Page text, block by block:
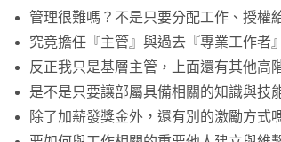
管理很難嗎？不是只要分配工作、授權
究竟擔任『主管』與過去『專業工作者
反正我只是基層主管，上面還有其他高
是不是只要讓部屬具備相關的知識與技
除了加薪發獎金外，還有別的激勵方式